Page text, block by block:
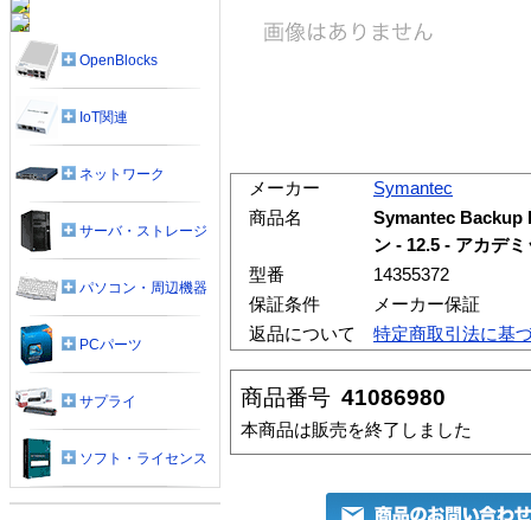
メーカー
Symantec
商品名
Symantec Backup
ン - 12.5 - アカデ
型番
14355372
保証条件
メーカー保証
返品について
特定商取引法に基
商品番号 41086980
本商品は販売を終了しました
OpenBlocks
IoT関連
ネットワーク
サーバ・ストレージ
パソコン・周辺機器
PCパーツ
サプライ
ソフト・ライセンス